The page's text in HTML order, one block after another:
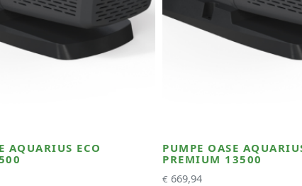
AQUARIUS ECO
PUMPE OASE
PREMIUM 13500
€ 669,94